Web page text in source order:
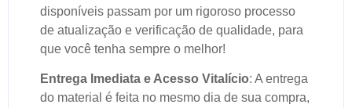
disponíveis passam por um rigoroso processo
de atualização e verificação de qualidade, para
que você tenha sempre o melhor!
Entrega Imediata e Acesso Vitalício: A entrega
do material é feita no mesmo dia de sua compra,